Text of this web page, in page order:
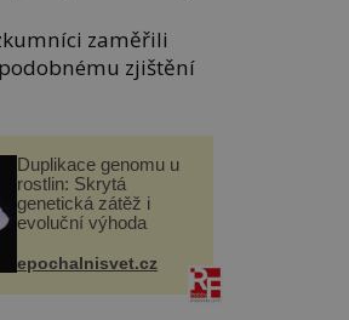
zaměřili
zjištění
Duplikace genomu u
rostlin: Skrytá
genetická zátěž i
evoluční výhoda
epochalnisvet.cz